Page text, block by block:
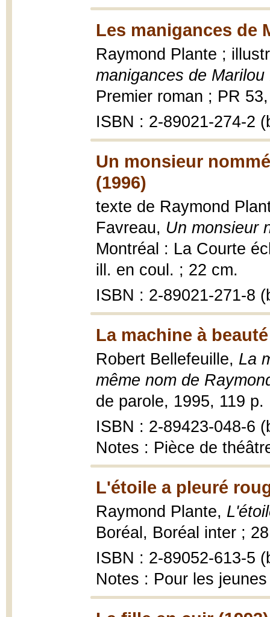
Les manigances de
Raymond Plante ;
manigances de Marilou
Premier roman ; PR
ISBN : 2-89021-274-2
Un monsieur
(1996)
texte de Raymond
Favreau, Un monsieur
Montréal : La Courte
ill. en coul. ; 22 cm.
ISBN : 2-89021-271-8
La machine à
Robert Bellefeuille, La
même nom de
de parole, 1995, 119
ISBN : 2-89423-048-6
Notes : Pièce de
L'étoile a pleuré
Raymond Plante,
Boréal, Boréal inter ;
ISBN : 2-89052-613-5
Notes : Pour les jeunes